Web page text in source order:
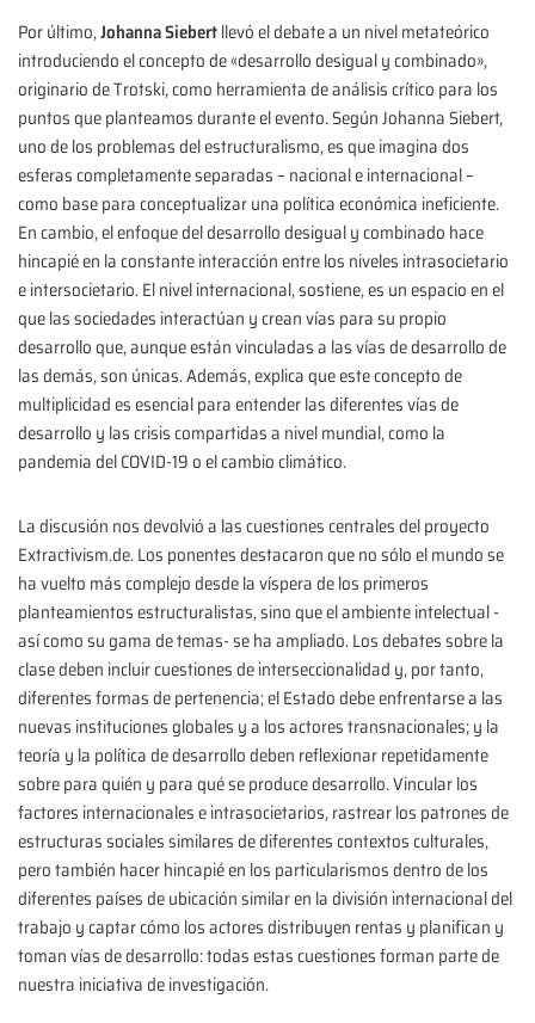
Por último,Johanna Siebertllevó el debate a un nivel metateórico
introduciendo el concepto de «desarrollo desigual y combinado»,
originario de Trotski, como herramienta de análisis crítico para los
puntos que planteamos durante el evento. Según Johanna Siebert,
uno de los problemas del estructuralismo, es que imagina dos
esferas completamente separadas – nacional e internacional –
como base para conceptualizar una política económica ineficiente.
En cambio, el enfoque del desarrollo desigual y combinado hace
hincapié en la constante interacción entre los niveles intrasocietario
e intersocietario. El nivel internacional, sostiene, es un espacio en el
que las sociedades interactúan y crean vías para su propio
desarrollo que, aunque están vinculadas a las vías de desarrollo de
las demás, son únicas. Además, explica que este concepto de
multiplicidad es esencial para entender las diferentes vías de
desarrollo y las crisis compartidas a nivel mundial, como la
pandemia del COVID-19 o el cambio climático.
La discusión nos devolvió a las cuestiones centrales del proyecto
Extractivism.de. Los ponentes destacaron que no sólo el mundo se
ha vuelto más complejo desde la víspera de los primeros
planteamientos estructuralistas, sino que el ambiente intelectual -
así como su gama de temas- se ha ampliado. Los debates sobre la
clase deben incluir cuestiones de interseccionalidad y, por tanto,
diferentes formas de pertenencia; el Estado debe enfrentarse a las
nuevas instituciones globales y a los actores transnacionales; y la
teoría y la política de desarrollo deben reflexionar repetidamente
sobre para quién y para qué se produce desarrollo. Vincular los
factores internacionales e intrasocietarios, rastrear los patrones de
estructuras sociales similares de diferentes contextos culturales,
pero también hacer hincapié en los particularismos dentro de los
diferentes países de ubicación similar en la división internacional del
trabajo y captar cómo los actores distribuyen rentas y planifican y
toman vías de desarrollo: todas estas cuestiones forman parte de
nuestra iniciativa de investigación.